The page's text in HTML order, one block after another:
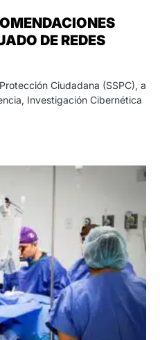
DE REDES
Ciudadana (SSPC), a
Investigación Cibernética